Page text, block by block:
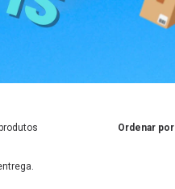
Ordenar por